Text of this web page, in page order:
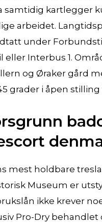
samtidig kartlegger
arbeidet.
under
eller Interbus 1.
og Øraker gård
grader i åpen
mest holdbare
Museum er
ikke krever
Pro-Dry